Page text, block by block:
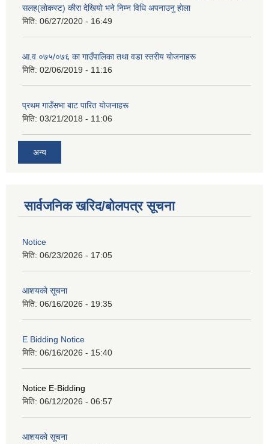
सलह(लाेकस्ट) कीरा देखियाे भने निम्न विधि अपनाउनु हाेला
मिति: 06/27/2020 - 16:49
आ‍.व ०७५/०७६ का गाउँपालिका तथा वडा स्तरीय याेजनाहरू
मिति: 02/06/2019 - 11:16
प्रथम गाउँसभा बाट पारित याेजनाहरू
मिति: 03/21/2018 - 11:06
अन्य
सार्वजनिक खरिद/बोलपत्र सूचना
Notice
मिति: 06/23/2026 - 17:05
आशयको सूचना
मिति: 06/16/2026 - 19:35
E Bidding Notice
मिति: 06/16/2026 - 15:40
Notice E-Bidding
मिति: 06/12/2026 - 06:57
आशयको सूचना